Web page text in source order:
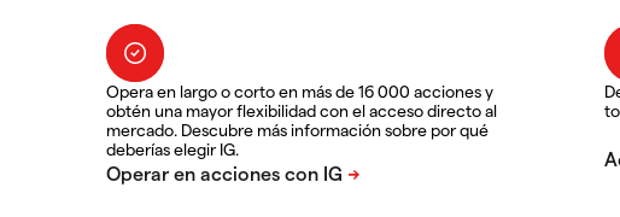
Opera en largo o corto en más de 16 000 acciones y
obtén una mayor flexibilidad con el acceso directo al
mercado. Descubre más información sobre por qué
deberías elegir IG.